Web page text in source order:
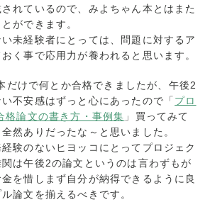
れているので、みよちゃん本とはまた
ができます。
未経験者にとっては、問題に対するア
く事で応用力が養われると思います。
だけで何とか合格できましたが、午後2
不安感はずっと心にあったので「 プロ
格論文の書き方・事例集 」買ってみて
然ありだったな～と思いました。
験のないヒヨッコにとってプロジェク
は午後2の論文というのは言わずもが
を惜しまず自分が納得できるように良
論文を揃えるべきです。